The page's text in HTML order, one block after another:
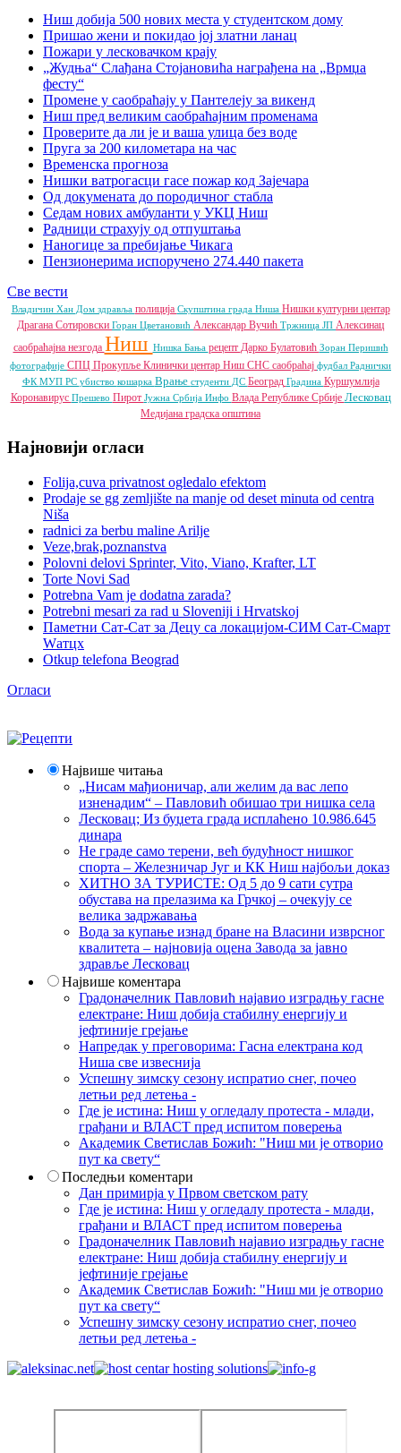
Ниш добија 500 нових места у студентском дому
Пришао жени и покидао јој златни ланац
Пожари у лесковачком крају
„Жудња“ Слађана Стојановића награђена на „Врмџа
фесту“
Промене у саобраћају у Пантелеју за викенд
Ниш пред великим саобраћајним променама
Проверите да ли је и ваша улица без воде
Пруга за 200 километара на час
Временска прогноза
Нишки ватрогасци гасе пожар код Зајечара
Од докумената до породичног стабла
Седам нових амбуланти у УКЦ Ниш
Радници страхују од отпуштања
Наногице за пребијање Чикага
Пензионерима испоручено 274.440 пакета
Све вести
Владичин Хан Дом здравља полиција Скупштина града Ниша Нишки културни центар
Драгана Сотировски Горан Цветановић Александар Вучић Тржница ЈП Алексинац
саобраћајна незгода Ниш Нишка Бања рецепт Дарко Булатовић Зоран Перишић
фотографије СПЦ Прокупље Клинички центар Ниш СНС саобраћај фудбал Раднички
ФК МУП РС убиство кошарка Врање студенти ДС Београд Градина Куршумлија
Коронавирус Прешево Пирот Јужна Србија Инфо Влада Републике Србије Лесковац
Медијана градска општина
Најновији огласи
Folija,cuva privatnost ogledalo efektom
Prodaje se gg zemljište na manje od deset minuta od centra
Niša
radnici za berbu maline Arilje
Veze,brak,poznanstva
Polovni delovi Sprinter, Vito, Viano, Krafter, LT
Torte Novi Sad
Potrebna Vam je dodatna zarada?
Potrebni mesari za rad u Sloveniji i Hrvatskoj
Паметни Сат-Сат за Децу са локацијом-СИМ Сат-Смарт
Wатцх
Otkup telefona Beograd
Огласи
Највише читања
„Нисам мађионичар, али желим да вас лепо
изненадим“ – Павловић обишао три нишка села
Лесковац; Из буџета града исплаћено 10.986.645
динара
Не граде само терени, већ будућност нишког
спорта – Железничар Југ и КК Ниш најбољи доказ
ХИТНО ЗА ТУРИСТЕ: Од 5 до 9 сати сутра
обустава на прелазима ка Грчкој – очекују се
велика задржавања
Вода за купање изнад бране на Власини изврсног
квалитета – најновија оцена Завода за јавно
здравље Лесковац
Највише коментара
Градоначелник Павловић најавио изградњу гасне
електране: Ниш добија стабилну енергију и
јефтиније грејање
Напредак у преговорима: Гасна електрана код
Ниша све извеснија
Успешну зимску сезону испратио снег, почео
летњи ред летења -
Где је истина: Ниш у огледалу протеста - млади,
грађани и ВЛАСТ пред испитом поверења
Академик Светислав Божић: "Ниш ми је отворио
пут ка свету“
Последњи коментари
Дан примирја у Првом светском рату
Где је истина: Ниш у огледалу протеста - млади,
грађани и ВЛАСТ пред испитом поверења
Градоначелник Павловић најавио изградњу гасне
електране: Ниш добија стабилну енергију и
јефтиније грејање
Академик Светислав Божић: "Ниш ми је отворио
пут ка свету“
Успешну зимску сезону испратио снег, почео
летњи ред летења -